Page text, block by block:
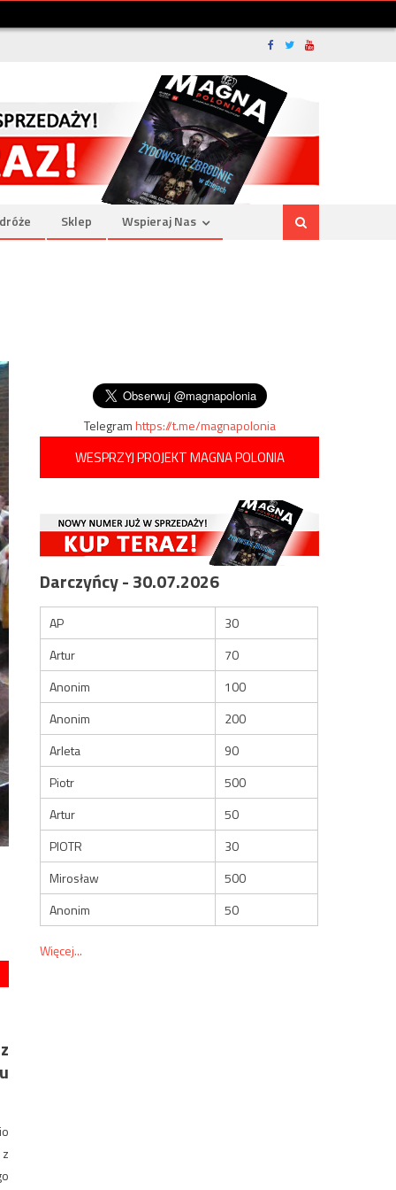
Sklep Wspieraj Nas
Telegramhttps://t.me/magnapolonia
WESPRZYJ PROJEKT MAGNA POLONIA
Darczyńcy - 30.07.2026
AP
30
Artur
70
Anonim
100
Anonim
200
Arleta
90
Piotr
500
Artur
50
PIOTR
30
Mirosław
500
Anonim
50
Więcej...